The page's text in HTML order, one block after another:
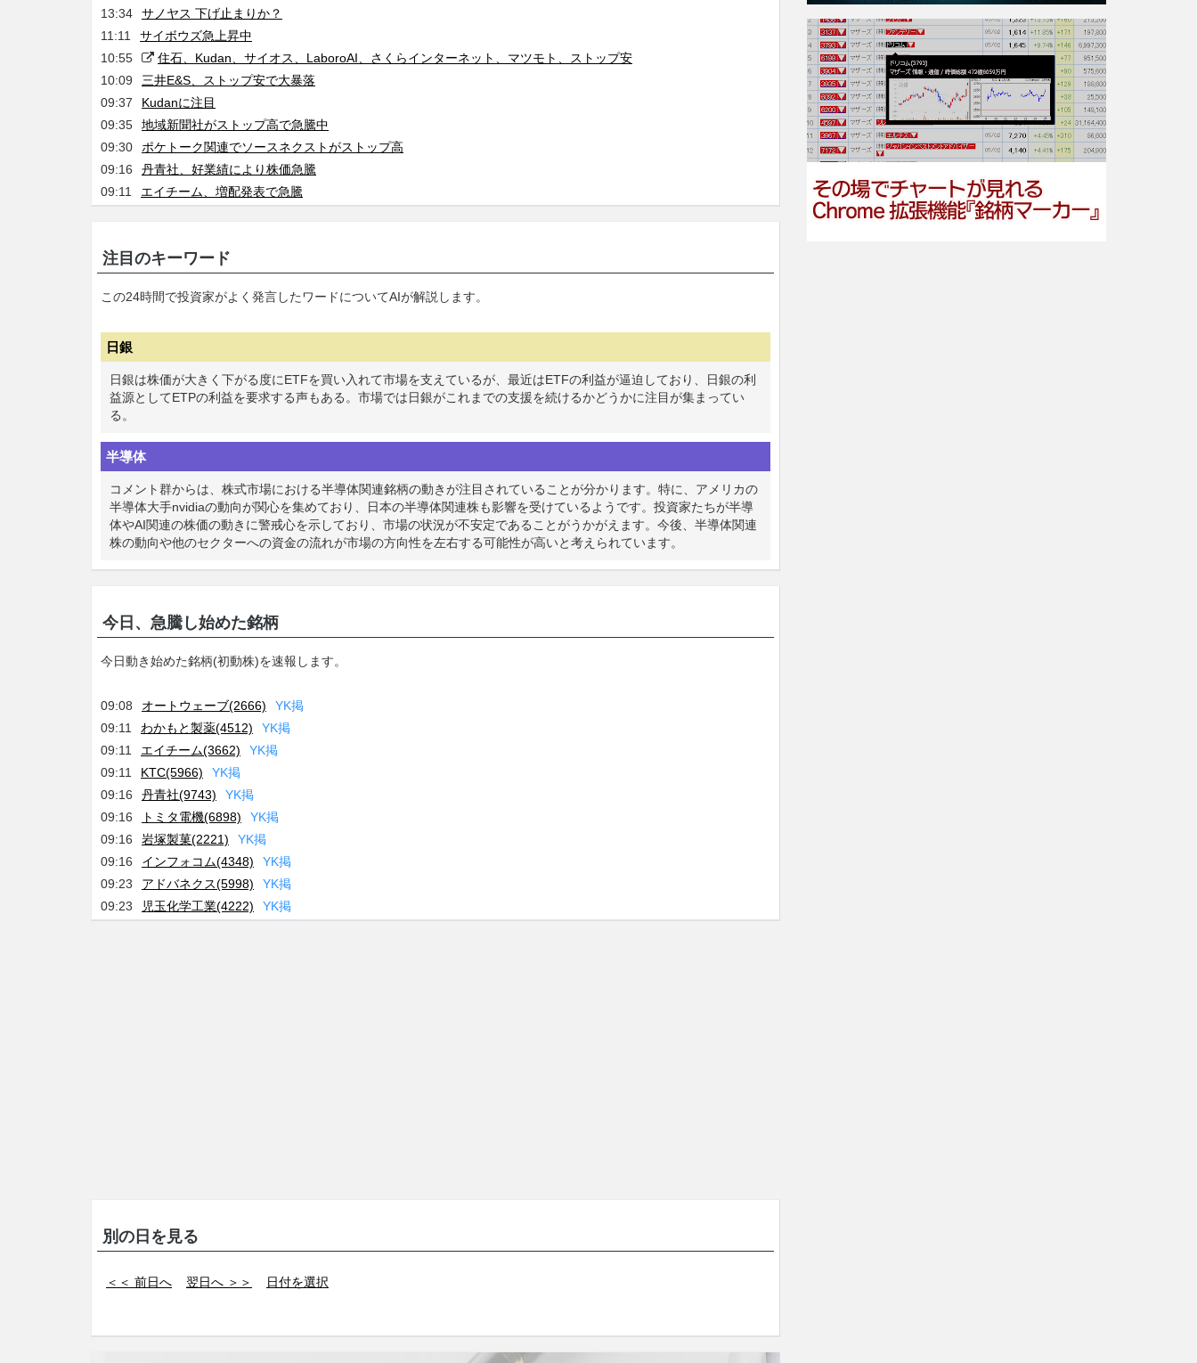
13:34
サノヤス 下げ止まりか？
11:11
サイボウズ急上昇中
10:55
住石、Kudan、サイオス、LaboroAI、さくらインターネット、マツモト、ストップ安
10:09
三井E&S、ストップ安で大暴落
09:37
Kudanに注目
09:35
地域新聞社がストップ高で急騰中
09:30
ポケトーク関連でソースネクストがストップ高
09:16
丹青社、好業績により株価急騰
09:11
エイチーム、増配発表で急騰
注目のキーワード
この24時間で投資家がよく発言したワードについてAIが解説します。
日銀
日銀は株価が大きく下がる度にETFを買い入れて市場を支えているが、最近はETFの利益が逼迫しており、日銀の利
益源としてETPの利益を要求する声もある。市場では日銀がこれまでの支援を続けるかどうかに注目が集まってい
る。
半導体
コメント群からは、株式市場における半導体関連銘柄の動きが注目されていることが分かります。特に、アメリカの
半導体大手nvidiaの動向が関心を集めており、日本の半導体関連株も影響を受けているようです。投資家たちが半導
体やAI関連の株価の動きに警戒心を示しており、市場の状況が不安定であることがうかがえます。今後、半導体関連
株の動向や他のセクターへの資金の流れが市場の方向性を左右する可能性が高いと考えられています。
今日、急騰し始めた銘柄
今日動き始めた銘柄(初動株)を速報します。
09:08 オートウェーブ(2666) YK掲
09:11
わかもと製薬(4512) YK掲
09:11
エイチーム(3662) YK掲
09:11
KTC(5966) YK掲
09:16
丹青社(9743) YK掲
09:16
トミタ電機(6898) YK掲
09:16
岩塚製菓(2221) YK掲
09:16
インフォコム(4348) YK掲
09:23
アドバネクス(5998) YK掲
09:23
児玉化学工業(4222) YK掲
別の日を見る
＜＜ 前日へ 翌日へ ＞＞ 日付を選択